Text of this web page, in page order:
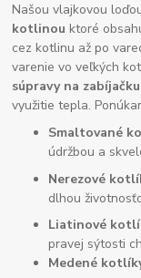
Našou vlajkovou
kotlinou ktoré
cez kotlinu až po
varenie vo veľkých
súpravy na zabíjačku
využitie tepla.
Smaltované
údržbou a
Nerezové
dlhou
Liatinové
pravej sýtosti
Medené